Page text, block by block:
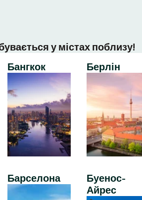
у містах поблизу!
Бангкок
Барселона
Берлін
Буенос-
Айрес